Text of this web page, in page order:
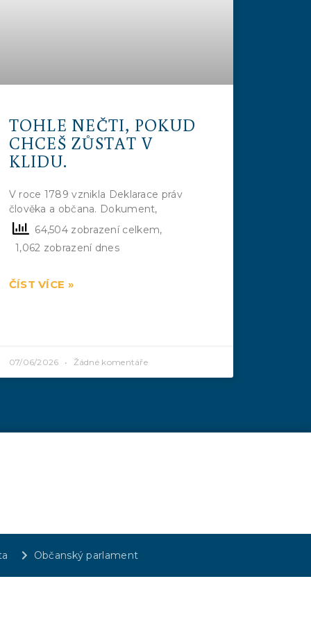
TOHLE NEČTI, POKUD
CHCEŠ ZŮSTAT V
KLIDU.
V roce 1789 vznikla Deklarace práv
člověka a občana. Dokument,
64,504 zobrazení celkem,
1,062 zobrazení dnes
ČÍST VÍCE »
07/06/2026 Žádné komentáře
Občanský parlament